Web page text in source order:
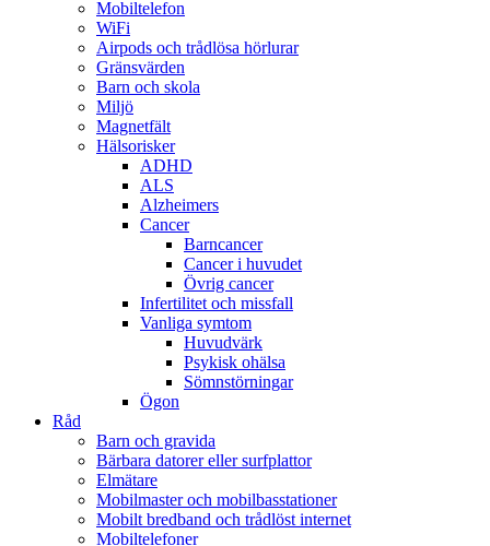
Mobiltelefon
WiFi
Airpods och trådlösa hörlurar
Gränsvärden
Barn och skola
Miljö
Magnetfält
Hälsorisker
ADHD
ALS
Alzheimers
Cancer
Barncancer
Cancer i huvudet
Övrig cancer
Infertilitet och missfall
Vanliga symtom
Huvudvärk
Psykisk ohälsa
Sömnstörningar
Ögon
Råd
Barn och gravida
Bärbara datorer eller surfplattor
Elmätare
Mobilmaster och mobilbasstationer
Mobilt bredband och trådlöst internet
Mobiltelefoner